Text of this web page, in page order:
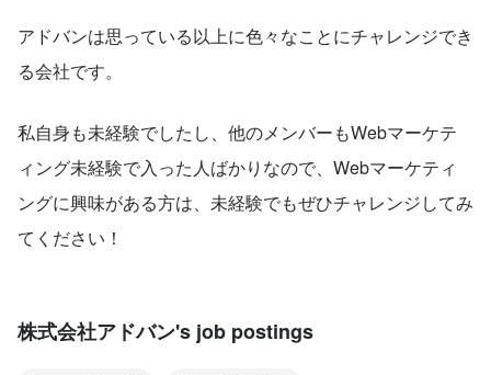
アドバンは思っている以上に色々なことにチャレンジでき
る会社です。
私自身も未経験でしたし、他のメンバーもWebマーケテ
ィング未経験で入った人ばかりなので、Webマーケティ
ングに興味がある方は、未経験でもぜひチャレンジしてみ
てください！
株式会社アドバン's job postings